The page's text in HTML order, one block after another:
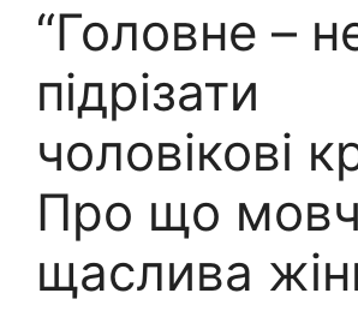
“Головне –
підрізати
чоловікові
Про що
щаслива